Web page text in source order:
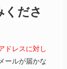
くださ
ドレスに対し
ールが届かな